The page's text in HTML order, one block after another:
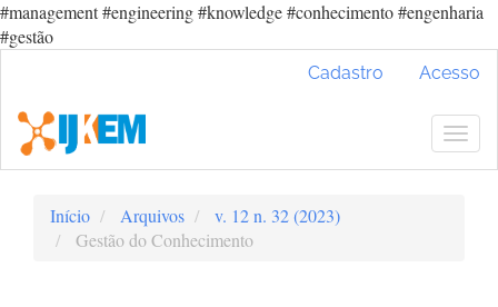
#management #engineering #knowledge #conhecimento #engenharia
#gestão
Conteúdo
principal
Barra
Cadastro Acesso
Início Arquivos
v. 12 n. 32 (2023)
Gestão do Conhecimento